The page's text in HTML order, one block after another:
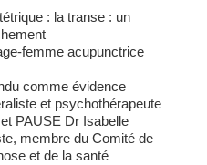
: la transe : un
femme acupunctrice
comme évidence
et psychothérapeute
PAUSE Dr Isabelle
membre du Comité de
et de la santé